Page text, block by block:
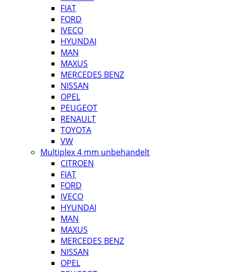
FIAT
FORD
IVECO
HYUNDAI
MAN
MAXUS
MERCEDES BENZ
NISSAN
OPEL
PEUGEOT
RENAULT
TOYOTA
VW
Multiplex 4 mm unbehandelt
CITROEN
FIAT
FORD
IVECO
HYUNDAI
MAN
MAXUS
MERCEDES BENZ
NISSAN
OPEL